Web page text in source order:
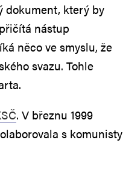
dokument, který by
nástup
něco ve smyslu, že
svazu. Tohle
. V březnu 1999
s komunisty